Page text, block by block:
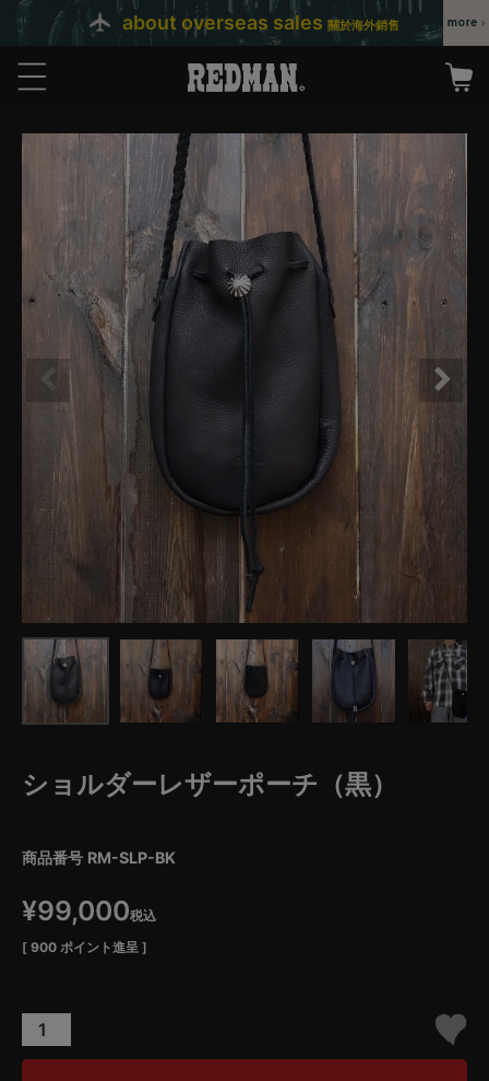
about overseas sales 關於海外銷售
ショルダーレザーポーチ（黒）
商品番号 RM-SLP-BK
¥99,000税込
[ 900 ポイント進呈 ]